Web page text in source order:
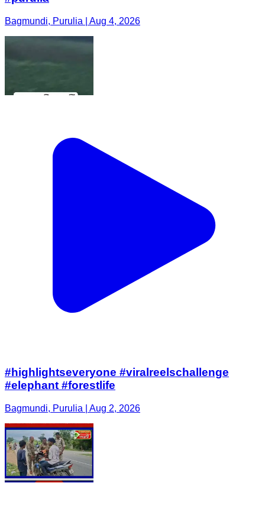
Bagmundi, Purulia | Aug 4, 2026
#highlightseveryone #viralreelschallenge
#elephant #forestlife
Bagmundi, Purulia | Aug 2, 2026